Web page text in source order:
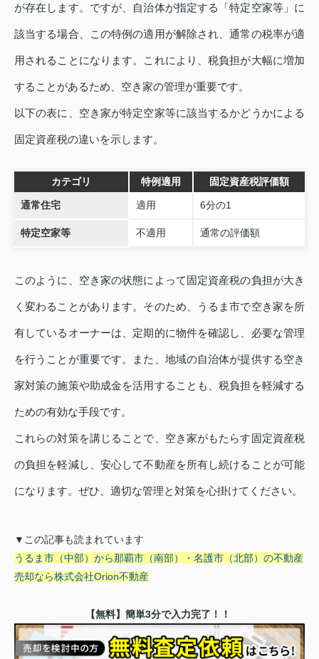
が存在します。ですが、自治体が指定する「特定空家等」に
該当する場合、この特例の適用が解除され、通常の税率が適
用されることになります。これにより、税負担が大幅に増加
することがあるため、空き家の管理が重要です。
以下の表に、空き家が特定空家等に該当するかどうかによる
固定資産税の違いを示します。
カテゴリ 特例適用 固定資産税評価額
通常住宅 適用 6分の1
特定空家等 不適用 通常の評価額
このように、空き家の状態によって固定資産税の負担が大き
く変わることがあります。そのため、うるま市で空き家を所
有しているオーナーは、定期的に物件を確認し、必要な管理
を行うことが重要です。また、地域の自治体が提供する空き
家対策の施策や助成金を活用することも、税負担を軽減する
ための有効な手段です。
これらの対策を講じることで、空き家がもたらす固定資産税
の負担を軽減し、安心して不動産を所有し続けることが可能
になります。ぜひ、適切な管理と対策を心掛けてください。
▼この記事も読まれています
うるま市（中部）から那覇市（南部）・名護市（北部）の不動産
売却なら株式会社Orion不動産
【無料】簡単3分で入力完了！！